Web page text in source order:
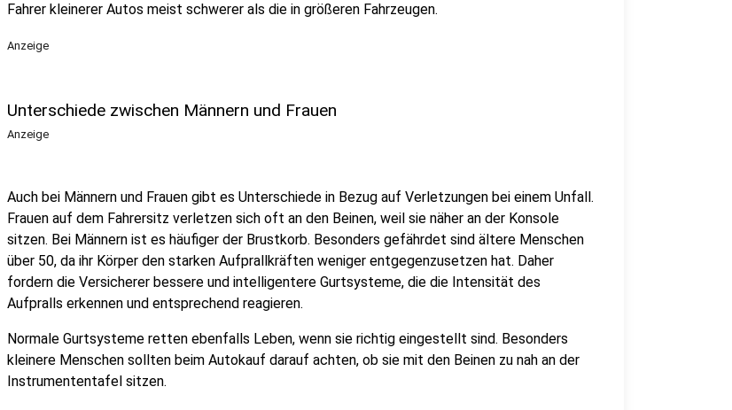
Fahrer kleinerer Autos meist schwerer als die in größeren Fahrzeugen.
Anzeige
Unterschiede zwischen Männern und Frauen
Anzeige
Auch bei Männern und Frauen gibt es Unterschiede in Bezug auf Verletzungen bei einem Unfall.
Frauen auf dem Fahrersitz verletzen sich oft an den Beinen, weil sie näher an der Konsole
sitzen. Bei Männern ist es häufiger der Brustkorb. Besonders gefährdet sind ältere Menschen
über 50, da ihr Körper den starken Aufprallkräften weniger entgegenzusetzen hat. Daher
fordern die Versicherer bessere und intelligentere Gurtsysteme, die die Intensität des
Aufpralls erkennen und entsprechend reagieren.
Normale Gurtsysteme retten ebenfalls Leben, wenn sie richtig eingestellt sind. Besonders
kleinere Menschen sollten beim Autokauf darauf achten, ob sie mit den Beinen zu nah an der
Instrumententafel sitzen.